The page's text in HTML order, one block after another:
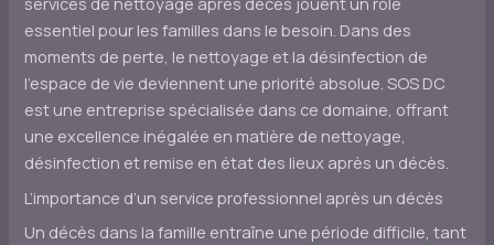
essentiel pour les familles dans le besoin. Dans des
moments de perte, le nettoyage et la désinfection de
l’espace de vie deviennent une priorité absolue. SOS DC
est une entreprise spécialisée dans ce domaine, offrant
une excellence inégalée en matière de nettoyage,
désinfection et remise en état des lieux après un décès.
L’importance d’un service professionnel après un décès
Un décès dans la famille entraîne une période difficile, tant